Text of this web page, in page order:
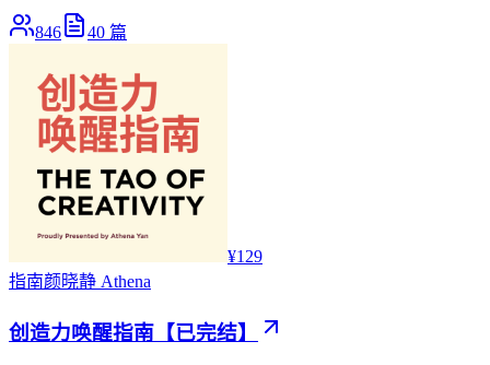
846 40 篇
¥129
指南颜晓静 Athena
创造力唤醒指南【已完结】